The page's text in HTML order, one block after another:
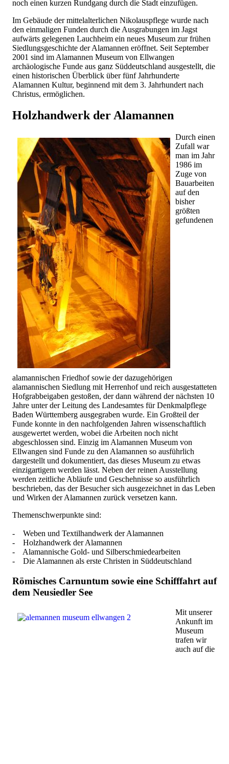
noch einen kurzen Rundgang durch die Stadt einzufügen.
Im Gebäude der mittelalterlichen Nikolauspflege wurde nach
den einmaligen Funden durch die Ausgrabungen im Jagst
aufwärts gelegenen Lauchheim ein neues Museum zur frühen
Siedlungsgeschichte der Alamannen eröffnet. Seit September
2001 sind im Alamannen Museum von Ellwangen
archäologische Funde aus ganz Süddeutschland ausgestellt, die
einen historischen Überblick über fünf Jahrhunderte
Alamannen Kultur, beginnend mit dem 3. Jahrhundert nach
Christus, ermöglichen.
Holzhandwerk der Alamannen
Durch einen
Zufall war
man im Jahr
1986 im
Zuge von
Bauarbeiten
auf den
bisher
größten
gefundenen
alamannischen Friedhof sowie der dazugehörigen
alamannischen Siedlung mit Herrenhof und reich ausgestatteten
Hofgrabbeigaben gestoßen, der dann während der nächsten 10
Jahre unter der Leitung des Landesamtes für Denkmalpflege
Baden Württemberg ausgegraben wurde. Ein Großteil der
Funde konnte in den nachfolgenden Jahren wissenschaftlich
ausgewertet werden, wobei die Arbeiten noch nicht
abgeschlossen sind. Einzig im Alamannen Museum von
Ellwangen sind Funde zu den Alamannen so ausführlich
dargestellt und dokumentiert, das dieses Museum zu etwas
einzigartigem werden lässt. Neben der reinen Ausstellung
werden zeitliche Abläufe und Geschehnisse so ausführlich
beschrieben, das der Besucher sich ausgezeichnet in das Leben
und Wirken der Alamannen zurück versetzen kann.
Themenschwerpunkte sind:
- Weben und Textilhandwerk der Alamannen
- Holzhandwerk der Alamannen
- Alamannische Gold- und Silberschmiedearbeiten
- Die Alamannen als erste Christen in Süddeutschland
Römisches Carnuntum sowie eine Schifffahrt auf
dem Neusiedler See
Mit unserer
Ankunft im
Museum
trafen wir
auch auf die